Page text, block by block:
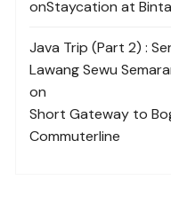
onStaycation at
Java Trip (Part 2) :
Lawang Sewu
on
Short Gateway to
Commuterline